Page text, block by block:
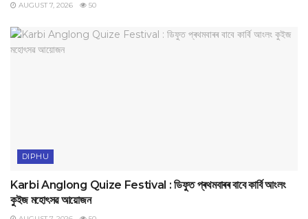
AUGUST 7, 2026 50
DIPHU
Karbi Anglong Quize Festival : ডিফুত প্ৰথমবাৰৰ বাবে কাৰ্বি আংলং
কুইজ মহোৎসৱ আয়োজন